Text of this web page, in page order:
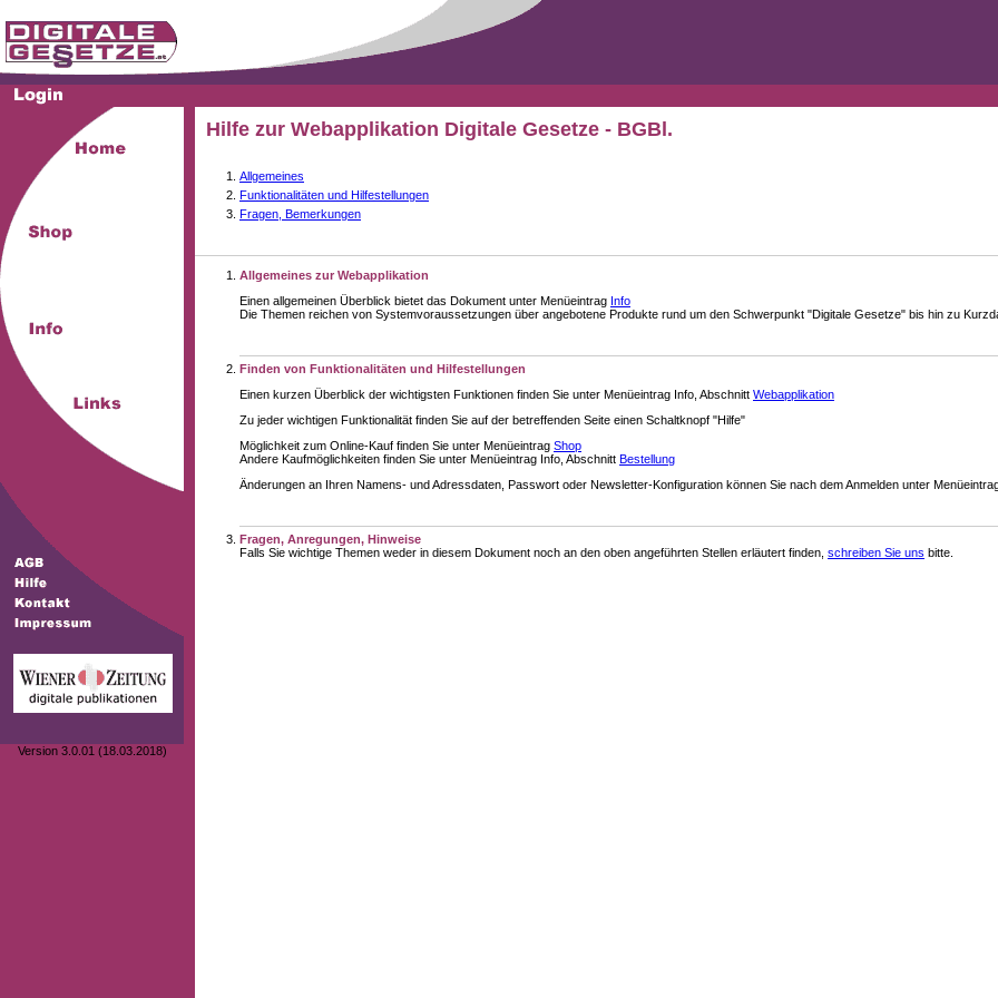
Version 3.0.01 (18.03.2018)
Hilfe zur Webapplikation Digitale Gesetze - BGBl.
Allgemeines
Funktionalitäten und Hilfestellungen
Fragen, Bemerkungen
Allgemeines zur Webapplikation
Einen allgemeinen Überblick bietet das Dokument unter Menüeintrag Info
Die Themen reichen von Systemvoraussetzungen über angebotene Produkte rund um den Schwerpunkt "Digitale Gesetze" bis hin zu
Finden von Funktionalitäten und Hilfestellungen
Einen kurzen Überblick der wichtigsten Funktionen finden Sie unter Menüeintrag Info, Abschnitt Webapplikation
Zu jeder wichtigen Funktionalität finden Sie auf der betreffenden Seite einen Schaltknopf "Hilfe"
Möglichkeit zum Online-Kauf finden Sie unter Menüeintrag Shop
Andere Kaufmöglichkeiten finden Sie unter Menüeintrag Info, Abschnitt Bestellung
Änderungen an Ihren Namens- und Adressdaten, Passwort oder Newsletter-Konfiguration können Sie nach dem Anmelden unter
Fragen, Anregungen, Hinweise
Falls Sie wichtige Themen weder in diesem Dokument noch an den oben angeführten Stellen erläutert finden, schreiben Sie uns bitte.